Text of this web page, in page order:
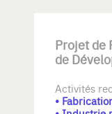
Projet de
de
Activités
•